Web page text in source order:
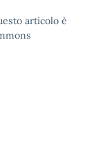
articolo è